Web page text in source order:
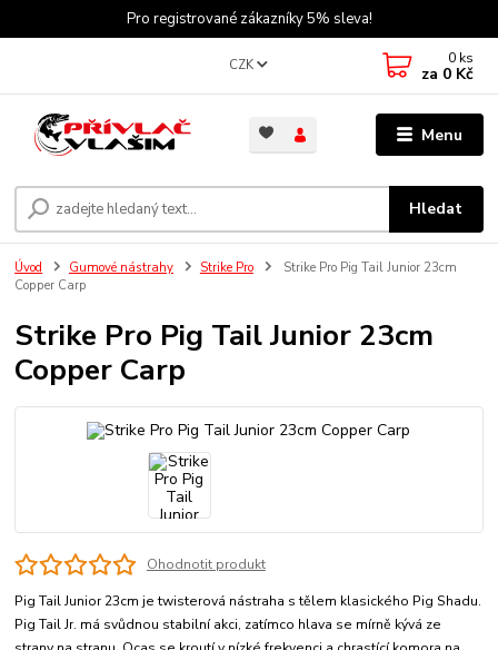
Pro registrované zákazníky 5% sleva!
Menu
CZK
Hledat
0 ks
za 0 Kč
Úvod Gumové nástrahy Strike Pro
Strike Pro Pig Tail Junior 23cm
Copper Carp
Strike Pro Pig Tail Junior 23cm
Copper Carp
Ohodnotit produkt
Pig Tail Junior 23cm je twisterová nástraha s tělem klasického Pig Shadu.
Pig Tail Jr. má svůdnou stabilní akci, zatímco hlava se mírně kývá ze